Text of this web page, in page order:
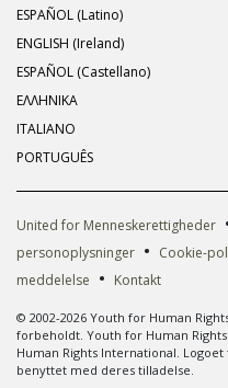
ESPAÑOL (Latino)
ENGLISH (Ireland)
ESPAÑOL (Castellano)
ΕΛΛΗΝΙΚA
ITALIANO
PORTUGUÊS
United for Menneskerettigheder
personoplysninger • Cookie-
meddelelse • Kontakt
© 2002-2026 Youth for Human
forbeholdt. Youth for Human
Human Rights International. Logoet
benyttet med deres tilladelse.